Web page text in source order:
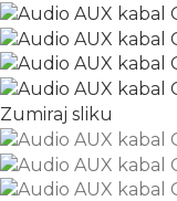
Zumiraj sliku